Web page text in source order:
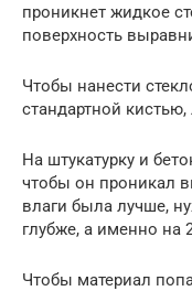
проникнет жидкое
поверхность
Чтобы нанести
стандартной
На штукатурку и
чтобы он проникал
влаги была лучше,
глубже, а именно на
Чтобы материал